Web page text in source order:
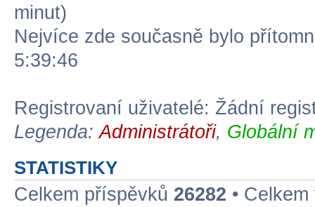
minut)
Nejvíce zde současně bylo
5:39:46
Registrovaní uživatelé: Žádní
Legenda:Administrátoři, Globální
STATISTIKY
Celkem příspěvků 26282 •